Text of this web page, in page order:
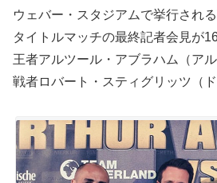
ウェバー・スタジアムで挙行され
タイトルマッチの最終記者会見が
王者アルツール・アブラハム（ア
戦者ロバート・スティグリッツ（